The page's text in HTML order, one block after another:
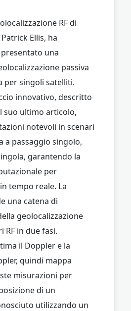
RF di
Ellis, ha
una
passiva
per singoli satelliti.
innovativo, descritto
suo ultimo articolo,
notevoli in scenari
a passaggio singolo,
garantendo la
per
tempo reale. La
una catena di
geolocalizzazione
in due fasi.
il Doppler e la
quindi mappa
misurazioni per
di un
utilizzando un